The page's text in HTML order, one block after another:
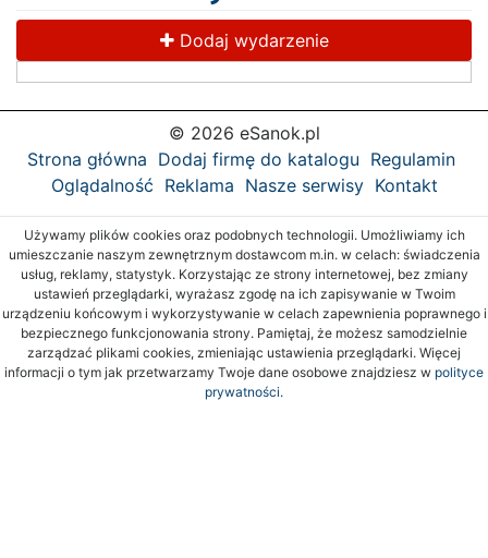
Dodaj wydarzenie
© 2026 eSanok.pl
Strona główna Dodaj firmę do katalogu Regulamin
Oglądalność Reklama Nasze serwisy Kontakt
Używamy plików cookies oraz podobnych technologii. Umożliwiamy ich
umieszczanie naszym zewnętrznym dostawcom m.in. w celach: świadczenia
usług, reklamy, statystyk. Korzystając ze strony internetowej, bez zmiany
ustawień przeglądarki, wyrażasz zgodę na ich zapisywanie w Twoim
urządzeniu końcowym i wykorzystywanie w celach zapewnienia poprawnego i
bezpiecznego funkcjonowania strony. Pamiętaj, że możesz samodzielnie
zarządzać plikami cookies, zmieniając ustawienia przeglądarki. Więcej
informacji o tym jak przetwarzamy Twoje dane osobowe znajdziesz w polityce
prywatności.